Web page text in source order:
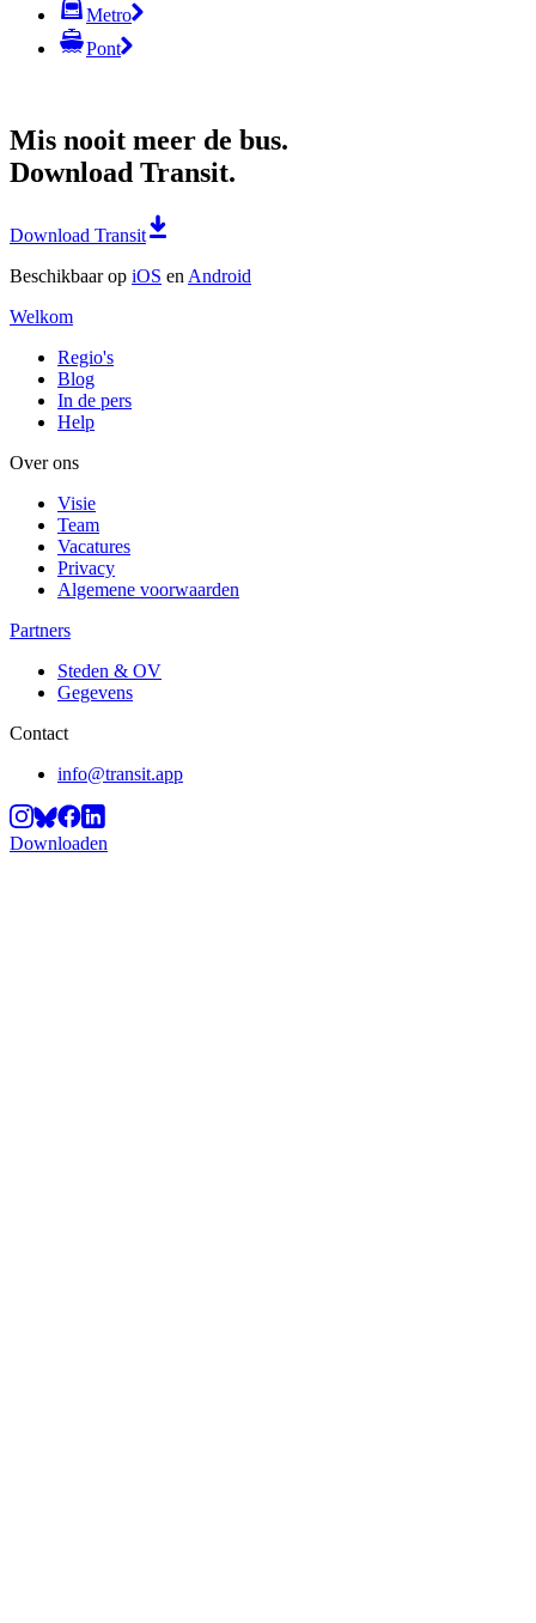
Metro
Pont
Mis nooit meer de bus.
Download Transit.
Download Transit
Beschikbaar op iOS en Android
Welkom
Regio's
Blog
In de pers
Help
Over ons
Visie
Team
Vacatures
Privacy
Algemene voorwaarden
Partners
Steden & OV
Gegevens
Contact
info@transit.app
Downloaden